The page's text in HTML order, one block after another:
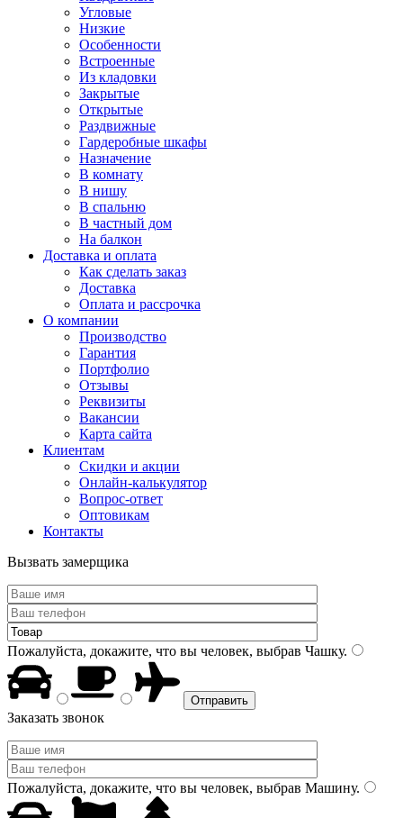
Угловые
Низкие
Особенности
Встроенные
Из кладовки
Закрытые
Открытые
Раздвижные
Гардеробные шкафы
Назначение
В комнату
В нишу
В спальню
В частный дом
На балкон
Доставка и оплата
Как сделать заказ
Доставка
Оплата и рассрочка
О компании
Производство
Гарантия
Портфолио
Отзывы
Реквизиты
Вакансии
Карта сайта
Клиентам
Скидки и акции
Онлайн-калькулятор
Вопрос-ответ
Оптовикам
Контакты
Вызвать замерщика
Пожалуйста, докажите, что вы человек, выбрав Чашку.
Заказать звонок
Пожалуйста, докажите, что вы человек, выбрав Машину.